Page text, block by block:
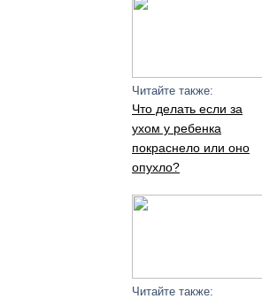
Читайте также:
Что делать если за
ухом у ребенка
покраснело или оно
опухло?
Читайте также: